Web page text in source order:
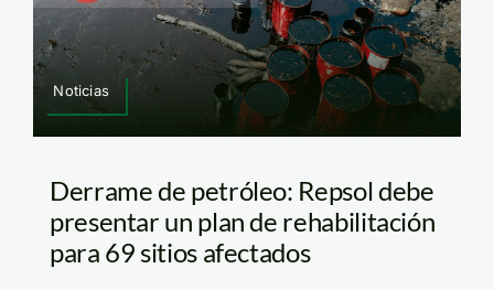
Noticias
Derrame de petróleo: Repsol debe
presentar un plan de rehabilitación
para 69 sitios afectados